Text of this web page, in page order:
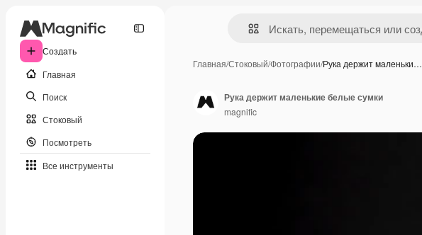
Создать
Главная
Поиск
Стоковый
Посмотреть
Все инструменты
Главная/Стоковый/Фотографии/Рука держит маленьки…
Рука держит маленькие белые сумки
magnific